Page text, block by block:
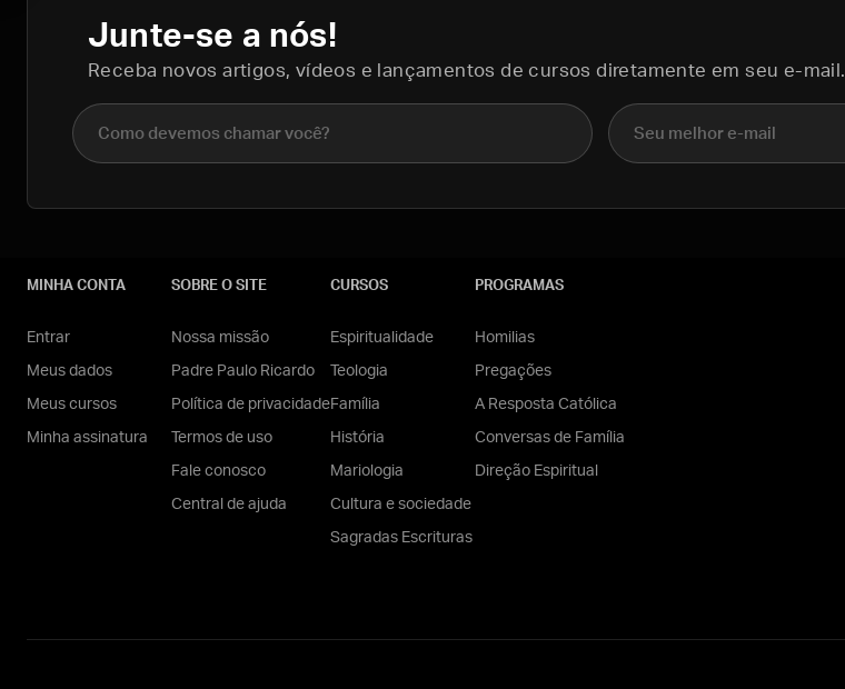
Junte-se a nós!
Receba novos artigos, vídeos e lançamentos de cursos diretamente em seu e-mail.
Nome completo E-mail
MINHA CONTA
Entrar
Meus dados
Meus cursos
Minha assinatura
SOBRE O SITE
Nossa missão
Padre Paulo Ricardo
Política de privacidade
Termos de uso
Fale conosco
Central de ajuda
CURSOS
Espiritualidade
Teologia
Família
História
Mariologia
Cultura e sociedade
Sagradas Escrituras
PROGRAMAS
Homilias
Pregações
A Resposta Católica
Conversas de Família
Direção Espiritual